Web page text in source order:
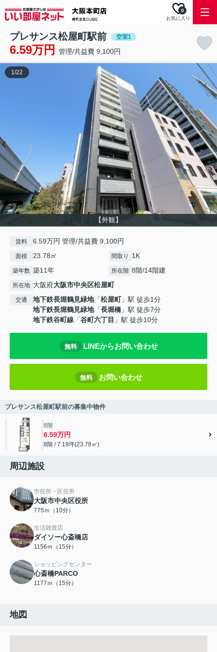
お気に入り
0
プレサンス松屋町駅前 空室1
6.59万円 管理/共益費 9,100円
【外観】
1/22
賃料 6.59万円 管理/共益費 9,100円
面積 23.78㎡ 間取り 1K
築年数 築11年 所在階 8階/14階建
所在地 大阪府大阪市中央区松屋町
交通 地下鉄長堀鶴見緑地「松屋町」駅 徒歩1分
地下鉄長堀鶴見緑地「長堀橋 」駅 徒歩7分
地下鉄谷町線 「谷町六丁目 」駅 徒歩10分
無料 LINEからお問い合わせ
無料 お問い合わせ
プレサンス松屋町駅前の募集中物件
8階
6.59万円
8階 / 7.19坪(23.78㎡)
周辺施設
市役所・区役所
大阪市中央区役所
775ｍ（10分）
生活雑貨店
ダイソー心斎橋店
1156ｍ（15分）
ショッピングセンター
心斎橋PARCO
1177ｍ（15分）
地図